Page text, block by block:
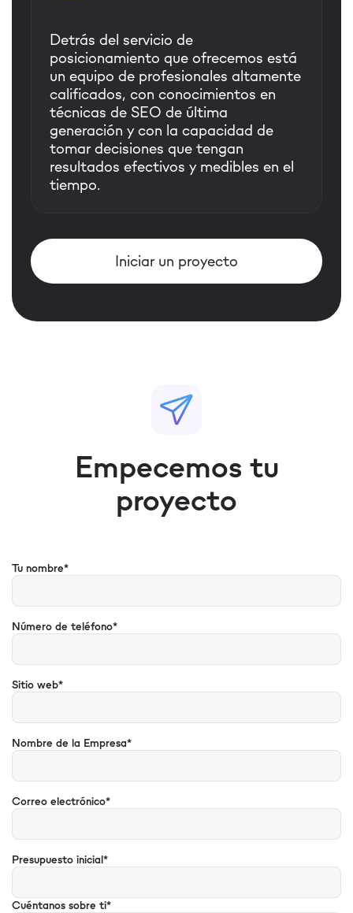
Detrás del servicio de
posicionamiento que ofrecemos está
un equipo de profesionales altamente
calificados, con conocimientos en
técnicas de SEO de última
generación y con la capacidad de
tomar decisiones que tengan
resultados efectivos y medibles en el
tiempo.
Iniciar un proyecto
Empecemos tu
proyecto
Tu nombre*
Número de teléfono*
Sitio web*
Nombre de la Empresa*
Correo electrónico*
Presupuesto inicial*
Cuéntanos sobre ti*